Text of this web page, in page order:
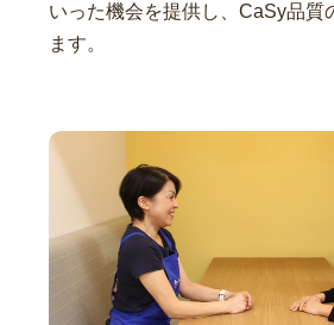
いった機会を提供し、CaSy品質
ます。